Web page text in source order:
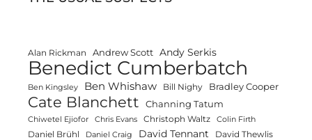
Alan Rickman Andrew Scott Andy Serkis
Benedict Cumberbatch
Ben Kingsley Ben Whishaw Bill Nighy Bradley Cooper
Cate Blanchett Channing Tatum
Chiwetel Ejiofor Chris Evans Christoph Waltz Colin Firth
Daniel Brühl Daniel Craig David Tennant David Thewlis